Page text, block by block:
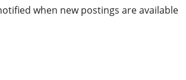
when new postings are available